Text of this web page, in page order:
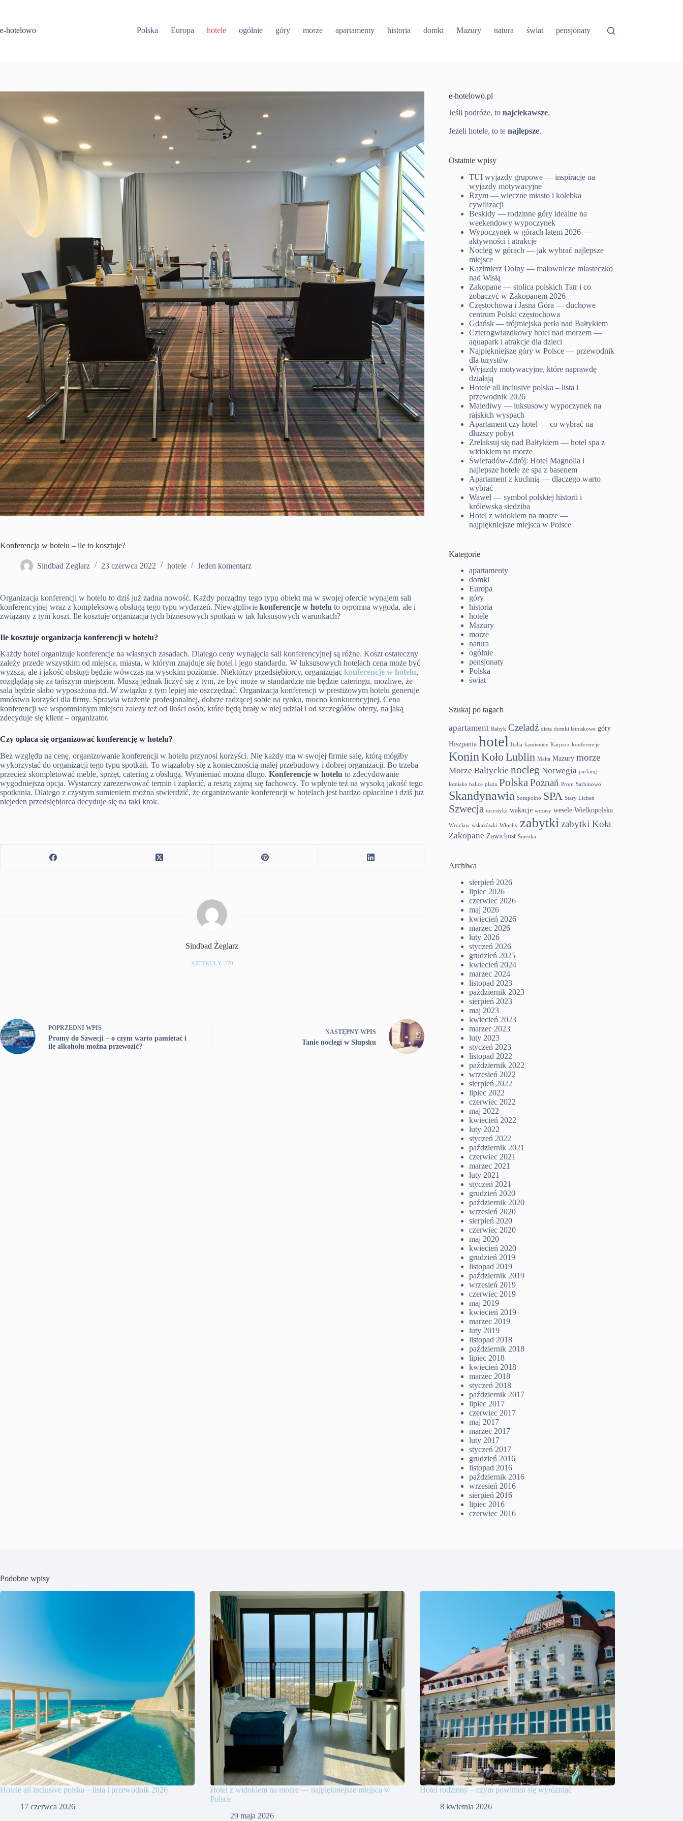
e-hotelowo
Polska Europa hotele ogólnie góry morze apartamenty historia domki Mazury natura świat pensjonaty
Konferencja w hotelu – ile to kosztuje?
Sindbad Żeglarz 23 czerwca 2022 hotele Jeden komentarz
Organizacja konferencji w hotelu to dziś już żadna nowość. Każdy porządny tego typu obiekt ma w swojej ofercie wynajem sali
konferencyjnej wraz z kompleksową obsługą tego typu wydarzeń. Niewątpliwie konferencje w hotelu to ogromna wygoda, ale i
związany z tym koszt. Ile kosztuje organizacja tych biznesowych spotkań w tak luksusowych warunkach?
Ile kosztuje organizacja konferencji w hotelu?
Każdy hotel organizuje konferencje na własnych zasadach. Dlatego ceny wynajęcia sali konferencyjnej są różne. Koszt ostateczny
zależy przede wszystkim od miejsca, miasta, w którym znajduje się hotel i jego standardu. W luksusowych hotelach cena może być
wyższa, ale i jakość obsługi będzie wówczas na wysokim poziomie. Niektórzy przedsiębiorcy, organizując konferencje w hotelu,
rozglądają się za tańszym miejscem. Muszą jednak liczyć się z tym, że być może w standardzie nie będzie cateringu, możliwe, że
sala będzie słabo wyposażona itd. W związku z tym lepiej nie oszczędzać. Organizacja konferencji w prestiżowym hotelu generuje
mnóstwo korzyści dla firmy. Sprawia wrażenie profesjonalnej, dobrze radzącej sobie na rynku, mocno konkurencyjnej. Cena
konferencji we wspomnianym miejscu zależy też od ilości osób, które będą brały w niej udział i od szczegółów oferty, na jaką
zdecyduje się klient – organizator.
Czy opłaca się organizować konferencję w hotelu?
Bez względu na cenę, organizowanie konferencji w hotelu przynosi korzyści. Nie każdy ma w swojej firmie salę, którą mógłby
wykorzystać do organizacji tego typu spotkań. To wiązałoby się z koniecznością małej przebudowy i dobrej organizacji. Bo trzeba
przecież skompletować meble, sprzęt, catering z obsługą. Wymieniać można długo. Konferencje w hotelu to zdecydowanie
wygodniejsza opcja. Wystarczy zarezerwować termin i zapłacić, a resztą zajmą się fachowcy. To wpłynie też na wysoką jakość tego
spotkania. Dlatego z czystym sumieniem można stwierdzić, że organizowanie konferencji w hotelach jest bardzo opłacalne i dziś już
niejeden przedsiębiorca decyduje się na taki krok.
Sindbad Żeglarz
ARTYKUŁY: 270
POPRZEDNI WPIS
Promy do Szwecji – o czym warto pamiętać i
ile alkoholu można przewozić?
NASTĘPNY WPIS
Tanie noclegi w Słupsku
e-hotelowo.pl
Jeśli podróże, tonajciekawsze.
Jeżeli hotele, to tenajlepsze.
Ostatnie wpisy
TUI wyjazdy grupowe — inspiracje na
wyjazdy motywacyjne
Rzym — wieczne miasto i kolebka
cywilizacji
Beskidy — rodzinne góry idealne na
weekendowy wypoczynek
Wypoczynek w górach latem 2026 —
aktywności i atrakcje
Nocleg w górach — jak wybrać najlepsze
miejsce
Kazimierz Dolny — malownicze miasteczko
nad Wisłą
Zakopane — stolica polskich Tatr i co
zobaczyć w Zakopanem 2026
Częstochowa i Jasna Góra — duchowe
centrum Polski częstochowa
Gdańsk — trójmiejska perła nad Bałtykiem
Czterogwiazdkowy hotel nad morzem —
aquapark i atrakcje dla dzieci
Najpiękniejsze góry w Polsce — przewodnik
dla turystów
Wyjazdy motywacyjne, które naprawdę
działają
Hotele all inclusive polska – lista i
przewodnik 2026
Malediwy — luksusowy wypoczynek na
rajskich wyspach
Apartament czy hotel — co wybrać na
dłuższy pobyt
Zrelaksuj się nad Bałtykiem — hotel spa z
widokiem na morze
Świeradów-Zdrój: Hotel Magnolia i
najlepsze hotele ze spa z basenem
Apartament z kuchnią — dlaczego warto
wybrać
Wawel — symbol polskiej historii i
królewska siedziba
Hotel z widokiem na morze —
najpiękniejsze miejsca w Polsce
Kategorie
apartamenty
domki
Europa
góry
historia
hotele
Mazury
morze
natura
ogólnie
pensjonaty
Polska
świat
Szukaj po tagach
apartament Bałtyk Czeladź dieta domki letniskowe góry
Hiszpania hotel Italia kamienice Karpacz konferencje
Konin Koło Lublin Malta Mazury morze
Morze Bałtyckie nocleg Norwegia parking
lotnisko balice plaża PolskaPoznań Prom Sarbinowo
Skandynawia Sompolno SPA Stary Licheń
Szwecja turystyka wakacje wczasy wesele Wielkopolska
Wrocław wskazówki Włochy zabytkizabytki Koła
Zakopane Zawichost Śnieżka
Archiwa
sierpień 2026
lipiec 2026
czerwiec 2026
maj 2026
kwiecień 2026
marzec 2026
luty 2026
styczeń 2026
grudzień 2025
kwiecień 2024
marzec 2024
listopad 2023
październik 2023
sierpień 2023
maj 2023
kwiecień 2023
marzec 2023
luty 2023
styczeń 2023
listopad 2022
październik 2022
wrzesień 2022
sierpień 2022
lipiec 2022
czerwiec 2022
maj 2022
kwiecień 2022
luty 2022
styczeń 2022
październik 2021
czerwiec 2021
marzec 2021
luty 2021
styczeń 2021
grudzień 2020
październik 2020
wrzesień 2020
sierpień 2020
czerwiec 2020
maj 2020
kwiecień 2020
grudzień 2019
listopad 2019
październik 2019
wrzesień 2019
czerwiec 2019
maj 2019
kwiecień 2019
marzec 2019
luty 2019
listopad 2018
październik 2018
lipiec 2018
kwiecień 2018
marzec 2018
styczeń 2018
październik 2017
lipiec 2017
czerwiec 2017
maj 2017
marzec 2017
luty 2017
styczeń 2017
grudzień 2016
listopad 2016
październik 2016
wrzesień 2016
sierpień 2016
lipiec 2016
czerwiec 2016
Podobne wpisy
Hotele all inclusive polska – lista i przewodnik 2026
17 czerwca 2026
Hotel z widokiem na morze — najpiękniejsze miejsca w
Polsce
29 maja 2026
Hotel rodzinny – czym powinien się wyróżniać
8 kwietnia 2026